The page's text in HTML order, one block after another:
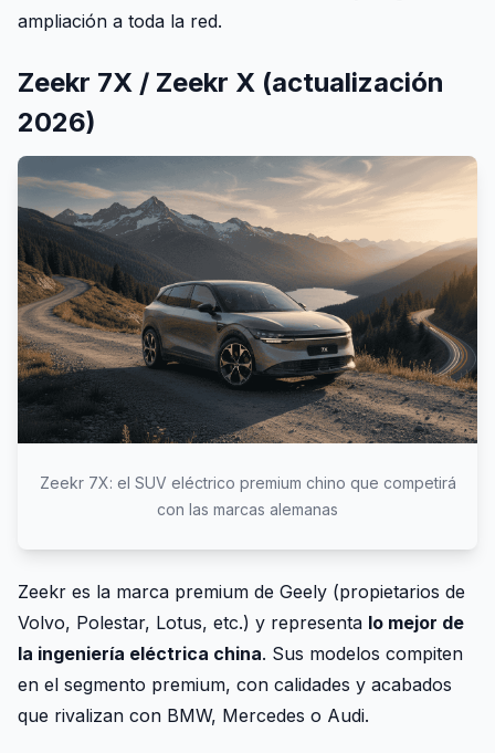
ampliación a toda la red.
Zeekr 7X / Zeekr X (actualización
2026)
Zeekr 7X: el SUV eléctrico premium chino que competirá
con las marcas alemanas
Zeekr es la marca premium de Geely (propietarios de
Volvo, Polestar, Lotus, etc.) y representa lo mejor de
la ingeniería eléctrica china. Sus modelos compiten
en el segmento premium, con calidades y acabados
que rivalizan con BMW, Mercedes o Audi.